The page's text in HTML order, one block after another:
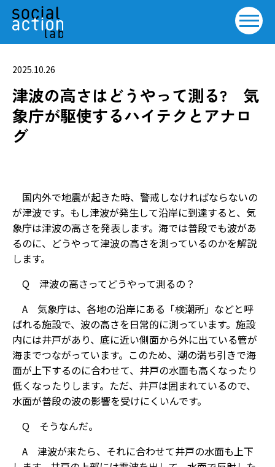
2025.10.26
津波の高さはどうやって測る? 気
象庁が駆使するハイテクとアナロ
グ
国内外で地震が起きた時、警戒しなければならないの
が津波です。もし津波が発生して沿岸に到達すると、気
象庁は津波の高さを発表します。海では普段でも波があ
るのに、どうやって津波の高さを測っているのかを解説
します。
Q 津波の高さってどうやって測るの？
A 気象庁は、各地の沿岸にある「検潮所」などと呼
ばれる施設で、波の高さを日常的に測っています。施設
内には井戸があり、底に近い側面から外に出ている管が
海までつながっています。このため、潮の満ち引きで海
面が上下するのに合わせて、井戸の水面も高くなったり
低くなったりします。ただ、井戸は囲まれているので、
水面が普段の波の影響を受けにくいんです。
Q そうなんだ。
A 津波が来たら、それに合わせて井戸の水面も上下